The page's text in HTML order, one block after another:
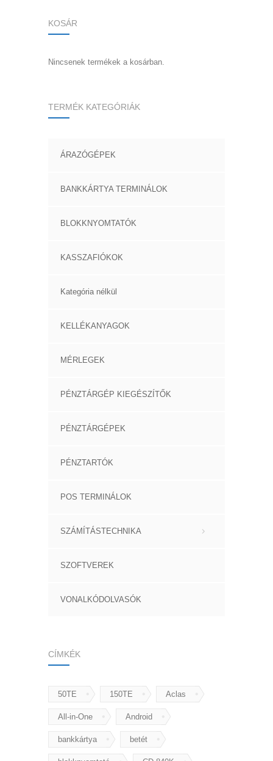
KOSÁR
Nincsenek termékek a kosárban.
TERMÉK KATEGÓRIÁK
ÁRAZÓGÉPEK
BANKKÁRTYA TERMINÁLOK
BLOKKNYOMTATÓK
KASSZAFIÓKOK
Kategória nélkül
KELLÉKANYAGOK
MÉRLEGEK
PÉNZTÁRGÉP KIEGÉSZÍTŐK
PÉNZTÁRGÉPEK
PÉNZTARTÓK
POS TERMINÁLOK
SZÁMÍTÁSTECHNIKA
SZOFTVEREK
VONALKÓDOLVASÓK
CÍMKÉK
50TE 150TE Aclas
All-in-One Android
bankkártya betét